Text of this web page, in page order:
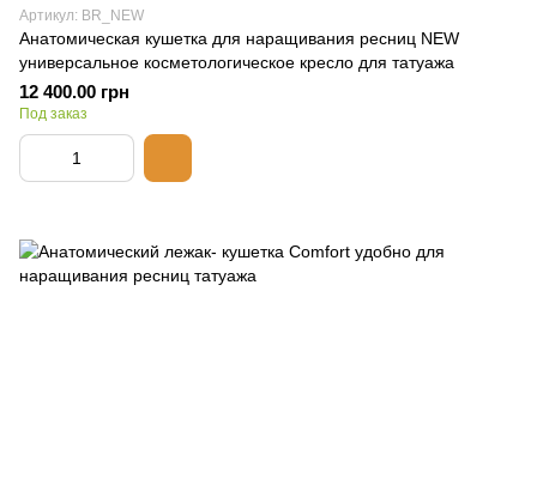
Артикул: BR_NEW
Анатомическая кушетка для наращивания ресниц NEW
универсальное косметологическое кресло для татуажа
12 400.00 грн
Под заказ